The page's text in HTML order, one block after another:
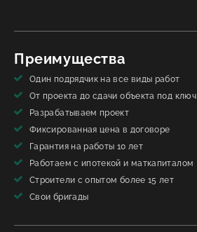
Преимущества
Один подрядчик на все виды работ
От проекта до сдачи объекта под ключ
Разрабатываем проект
Фиксированная цена в договоре
Гарантия на работы 10 лет
Работаем с ипотекой и маткапиталом
Строители с опытом более 15 лет
Свои бригады